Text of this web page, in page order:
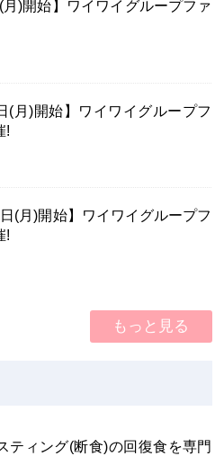
月)開始】ワイワイグループファ
(月)開始】ワイワイグループフ
!
(月)開始】ワイワイグループフ
!
もっと見る
ティング(断食)の回復食を専門